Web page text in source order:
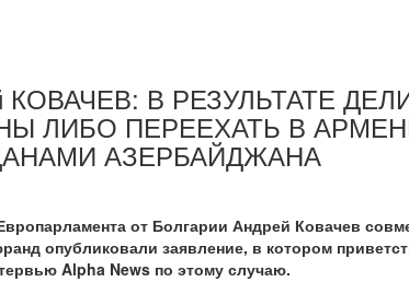
КОВАЧЕВ: В РЕЗУЛЬТАТЕ
ЛИБО ПЕРЕЕХАТЬ В
АЗЕРБАЙДЖАНА
от Болгарии Андрей Ковачев
опубликовали заявление, в котором
Alpha News по этому случаю.